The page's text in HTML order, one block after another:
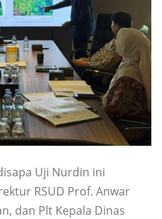
Uji Nurdin ini
RSUD Prof. Anwar
dan Plt Kepala Dinas